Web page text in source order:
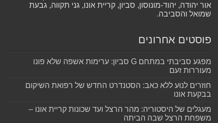
אור יהודה, יהוד-מונוסון, סביון, קריית אונו, גני תקווה, גבעת
שמואל והסביבה.
פוסטים אחרונים
מפגע סביבתי במתחם G סביון: ערימות אשפה שלא פונו
מעוררות זעם
חוזרים לנוע ללא כאב: הסטנדרט החדש של רפואת השיקום
בבקעת אונו
מעגלים של היסטוריה: מהר הרצל ועד שכונות קריית אונו –
משפחת הרצל שבה הביתה